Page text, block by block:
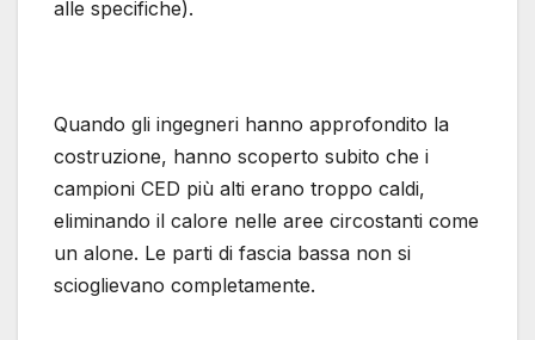
alle specifiche).
Quando gli ingegneri hanno approfondito la
costruzione, hanno scoperto subito che i
campioni CED più alti erano troppo caldi,
eliminando il calore nelle aree circostanti come
un alone. Le parti di fascia bassa non si
scioglievano completamente.